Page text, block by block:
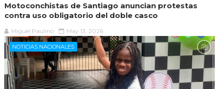
Motoconchistas de Santiago anuncian protestas
contra uso obligatorio del doble casco
Miguel Paulino May 13, 2026
NOTICIAS NACIONALES